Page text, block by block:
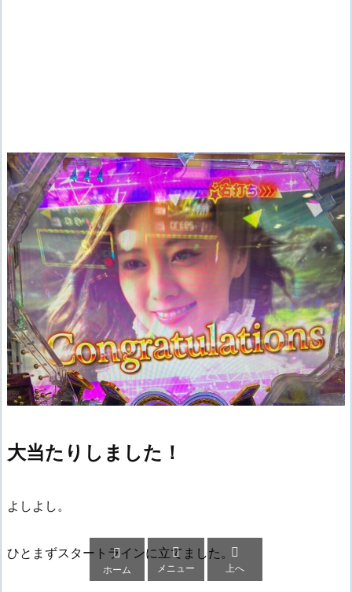
大当たりしました！
よしよし。
ひとまずスタートラインに立てました。

ホーム

メニュー

上へ